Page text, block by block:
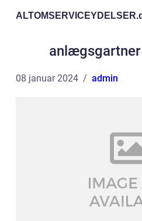
ALTOMSERVICEYDELSER.
08 januar 2024 admin